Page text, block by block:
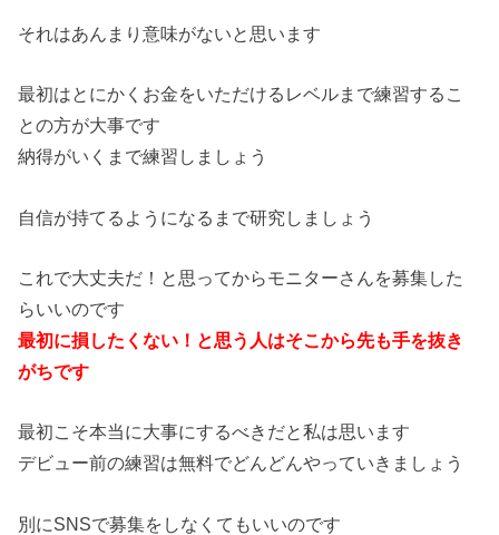
それはあんまり意味がないと思います
最初はとにかくお金をいただけるレベルまで練習するこ
との方が大事です
納得がいくまで練習しましょう
自信が持てるようになるまで研究しましょう
これで大丈夫だ！と思ってからモニターさんを募集した
らいいのです
最初に損したくない！と思う人はそこから先も手を抜き
がちです
最初こそ本当に大事にするべきだと私は思います
デビュー前の練習は無料でどんどんやっていきましょう
別にSNSで募集をしなくてもいいのです